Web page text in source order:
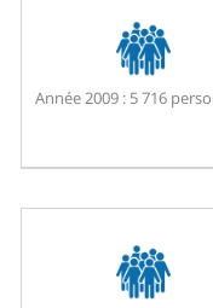
Année 2009 : 5 716